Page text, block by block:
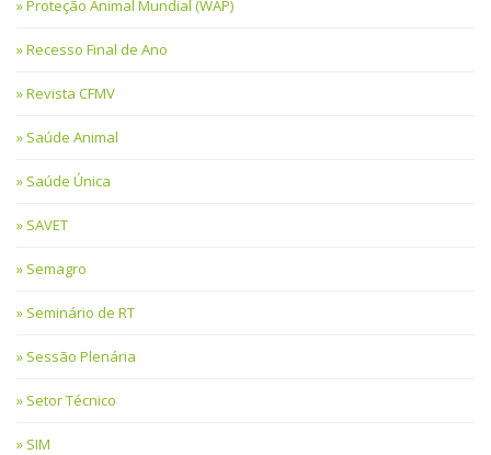
Proteção Animal Mundial (WAP)
Recesso Final de Ano
Revista CFMV
Saúde Animal
Saúde Única
SAVET
Semagro
Seminário de RT
Sessão Plenária
Setor Técnico
SIM